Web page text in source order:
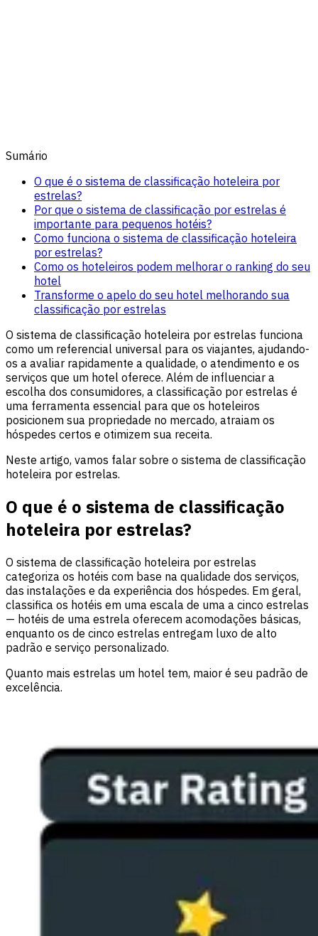
Sumário
O que é o sistema de classificação hoteleira por
estrelas?
Por que o sistema de classificação por estrelas é
importante para pequenos hotéis?
Como funciona o sistema de classificação hoteleira
por estrelas?
Como os hoteleiros podem melhorar o ranking do seu
hotel
Transforme o apelo do seu hotel melhorando sua
classificação por estrelas
O sistema de classificação hoteleira por estrelas funciona
como um referencial universal para os viajantes, ajudando-
os a avaliar rapidamente a qualidade, o atendimento e os
serviços que um hotel oferece. Além de influenciar a
escolha dos consumidores, a classificação por estrelas é
uma ferramenta essencial para que os hoteleiros
posicionem sua propriedade no mercado, atraiam os
hóspedes certos e otimizem sua receita.
Neste artigo, vamos falar sobre o sistema de classificação
hoteleira por estrelas.
O que é o sistema de classificação
hoteleira por estrelas?
O sistema de classificação hoteleira por estrelas
categoriza os hotéis com base na qualidade dos serviços,
das instalações e da experiência dos hóspedes. Em geral,
classifica os hotéis em uma escala de uma a cinco estrelas
— hotéis de uma estrela oferecem acomodações básicas,
enquanto os de cinco estrelas entregam luxo de alto
padrão e serviço personalizado.
Quanto mais estrelas um hotel tem, maior é seu padrão de
excelência.